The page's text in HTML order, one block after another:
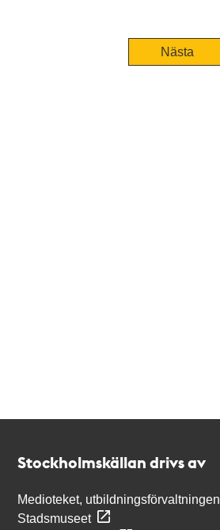
Nästa
Stockholmskällan drivs av
Medioteket, utbildningsförvaltningen
Stadsmuseet